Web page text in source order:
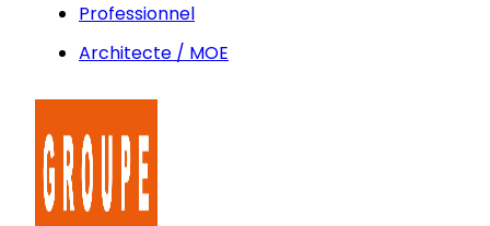
Professionnel
Architecte / MOE